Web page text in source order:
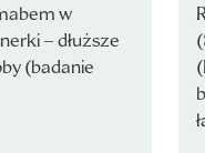
w
– dłuższe
(badanie